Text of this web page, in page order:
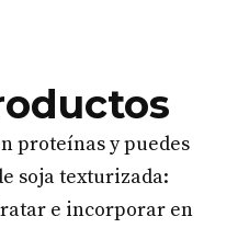
proteínas y puedes
soja texturizada:
e incorporar en